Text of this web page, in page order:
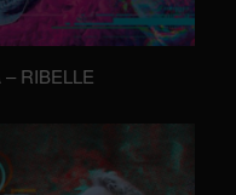
RIBELLE